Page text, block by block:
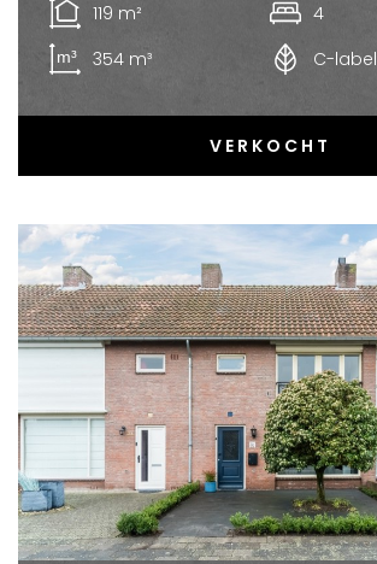
119 m²
4
354 m³
C-label
VERKOCHT